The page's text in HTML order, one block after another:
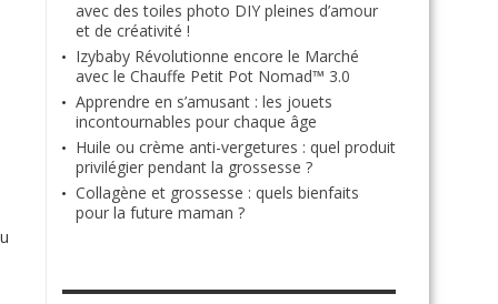
avec des toiles photo DIY pleines d’amour
et de créativité !
Izybaby Révolutionne encore le Marché
avec le Chauffe Petit Pot Nomad™ 3.0
Apprendre en s’amusant : les jouets
incontournables pour chaque âge
Huile ou crème anti-vergetures : quel produit
privilégier pendant la grossesse ?
Collagène et grossesse : quels bienfaits
pour la future maman ?